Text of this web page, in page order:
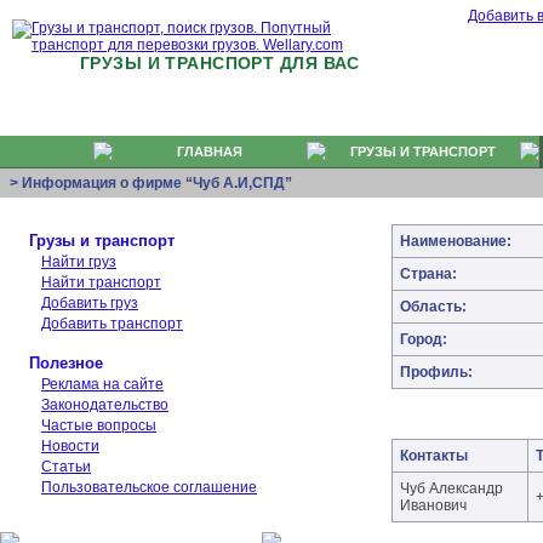
ГРУЗЫ И ТРАНСПОРТ ДЛЯ ВАС
Добавить
ГЛАВНАЯ ГРУЗЫ И ТРАНСПОРТ
> Информация о фирме “Чуб А.И,СПД”
Грузы и транспорт
Найти груз
Найти транспорт
Добавить груз
Добавить транспорт
Полезное
Реклама на сайте
Законодательство
Частые вопросы
Новости
Статьи
Пользовательское соглашение
Наименование:
Страна:
Область:
Город:
Профиль:
Контакты
Чуб Александр
Иванович